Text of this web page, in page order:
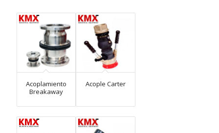
Acoplamiento
Breakaway
Acople Carter